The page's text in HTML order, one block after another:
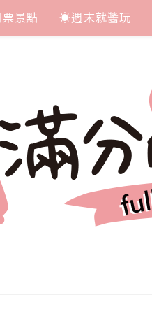
景點 ☀週末就醬玩